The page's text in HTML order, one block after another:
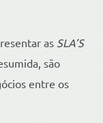
as SLA’S
são
entre os